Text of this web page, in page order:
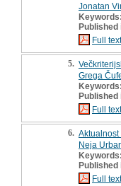
Jonatan
Keywords:
Published
Full text
5.
Grega
Keywords:
Published
Full text
6.
Neja
Keywords:
Published
Full text